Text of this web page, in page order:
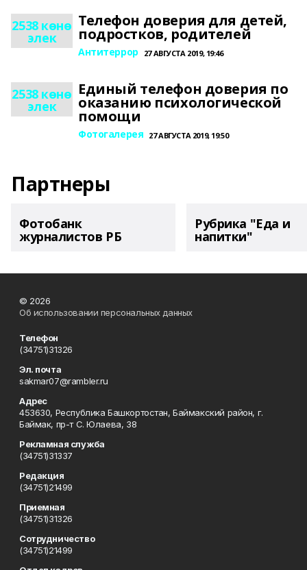
2538 көнө
элек
Телефон доверия для детей,
подростков, родителей
Антитеррор 27 АВГУСТА 2019, 19:46
2538 көнө
элек
Единый телефон доверия по
оказанию психологической
помощи
Фотогалерея 27 АВГУСТА 2019, 19:50
Партнеры
Фотобанк
журналистов РБ
Рубрика "Еда и
напитки"
© 2026
Об использовании персональных данных
Телефон
(34751)31326
Эл. почта
sakmar07@rambler.ru
Адрес
453630, Республика Башкортостан, Баймакский район, г.
Баймак, пр-т С. Юлаева, 38
Рекламная служба
(34751)31337
Редакция
(34751)21499
Приемная
(34751)31326
Сотрудничество
(34751)21499